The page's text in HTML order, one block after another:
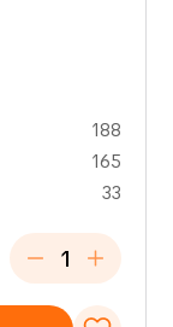
188
165
33